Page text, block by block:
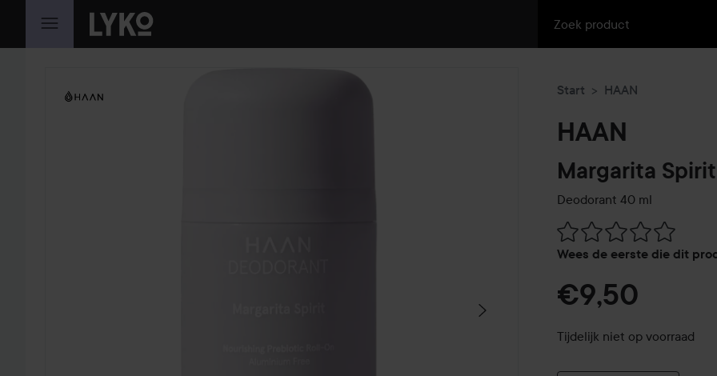
GA NAAR INHOUD
SECTIE OVERSLAAN Start HAAN
HAAN
Margarita Spirit
Deodorant 40 ml
Wees de eerste die dit
Ga naar Reviews & reacties
€9,50
Tijdelijk niet op voorraad